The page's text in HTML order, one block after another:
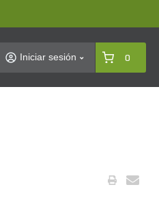
Iniciar sesión 0